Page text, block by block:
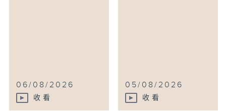
06/08/2026
收看
05/08/2026
收看